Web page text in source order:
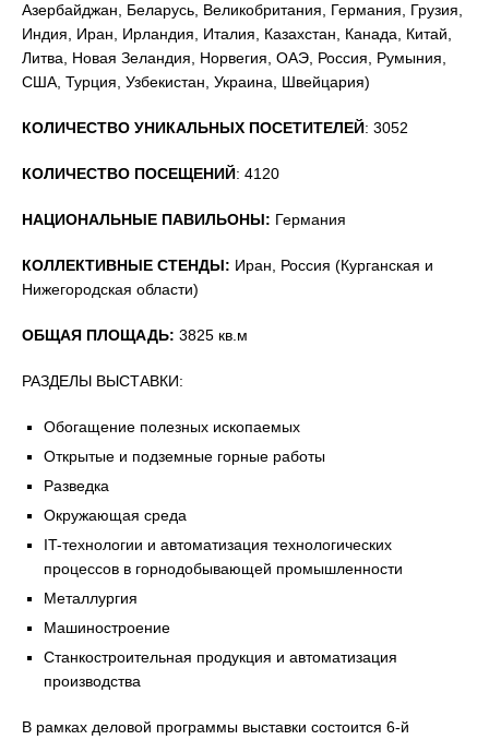
Азербайджан, Беларусь, Великобритания, Германия, Грузия,
Индия, Иран, Ирландия, Италия, Казахстан, Канада, Китай,
Литва, Новая Зеландия, Норвегия, ОАЭ, Россия, Румыния,
США, Турция, Узбекистан, Украина, Швейцария)
КОЛИЧЕСТВО УНИКАЛЬНЫХ ПОСЕТИТЕЛЕЙ: 3052
КОЛИЧЕСТВО ПОСЕЩЕНИЙ: 4120
НАЦИОНАЛЬНЫЕ ПАВИЛЬОНЫ: Германия
КОЛЛЕКТИВНЫЕ СТЕНДЫ: Иран, Россия (Курганская и
Нижегородская области)
ОБЩАЯ ПЛОЩАДЬ: 3825 кв.м
РАЗДЕЛЫ ВЫСТАВКИ:
Обогащение полезных ископаемых
Открытые и подземные горные работы
Разведка
Окружающая среда
IT-технологии и автоматизация технологических
процессов в горнодобывающей промышленности
Металлургия
Машиностроение
Станкостроительная продукция и автоматизация
производства
В рамках деловой программы выставки состоится 6-й